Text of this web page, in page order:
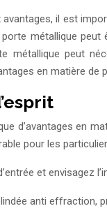
il est
porte métallique
métallique peut
en matière de
d’avantages en
pour les
et envisagez
anti effraction,